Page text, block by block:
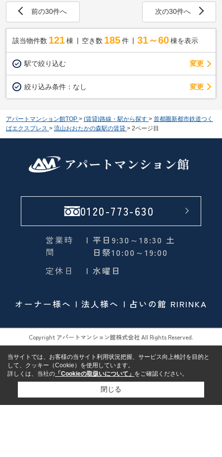
前の30件へ 次の30件へ
該当物件数 121棟 空き数 185 件 31～60 棟を表示
駅で絞り込む 変更
絞り込み条件： なし 変更
アパートマンション館TOP > (賃貸)路線・駅から探す > 首都圏新都市鉄道つく
ばエクスプレス > 流山おおたかの森駅の賃貸 > 2ページ目
0120-773-630
営業時
間
| 平日9:30～18:30 土
日祭10:00～19:00
定休日
| 水曜日
オーナー様へ 法人様へ 占いの館 RIRINKA
Copyright アパートマンション館株式会社 All Rights Reserved.
当サイトでは、お客様の当サイト利用状況把握、サービス向上検討を目的と
して、クッキー（Cookie）を使用しています。
詳しくは、当社の 「Cookieの取扱いについて」 をご確認ください。
閉じる